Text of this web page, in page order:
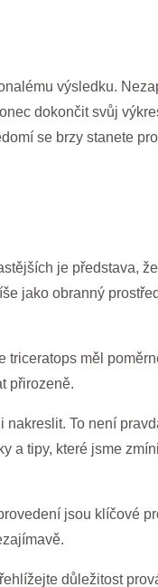
výsledku.
dokončit svůj
se brzy stanete
je představa,
jako obranný
triceratops měl
přirozeně.
To není
a tipy, které jsme
jsou klíčové
důležitost